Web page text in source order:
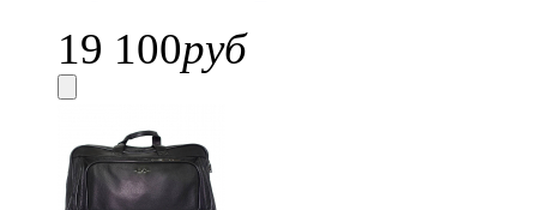
19 100руб